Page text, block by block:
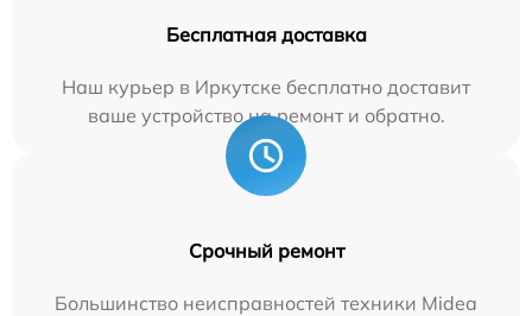
Бесплатная доставка
Наш курьер в Иркутске бесплатно доставит
ваше устройство на ремонт и обратно.
Срочный ремонт
Большинство неисправностей техники Midea